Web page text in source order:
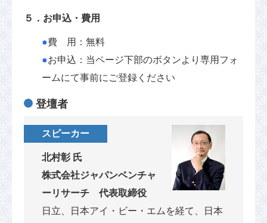
５．お申込・費用
●費 用：無料
●お申込：当ページ下部のボタンより専用フォ
ームにて事前にご登録ください
登壇者
スピーカー
北村彰 氏
株式会社ジャパンベンチャ
ーリサーチ 代表取締役
日立、日本アイ・ビー・エムを経て、日本